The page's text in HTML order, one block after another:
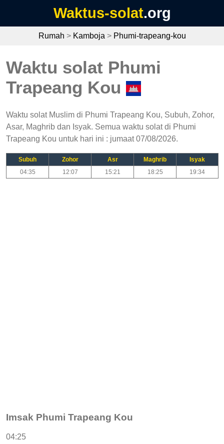
Waktus-solat.org
Rumah > Kamboja > Phumi-trapeang-kou
Waktu solat Phumi
Trapeang Kou
Waktu solat Muslim di Phumi Trapeang Kou, Subuh, Zohor,
Asar, Maghrib dan Isyak. Semua waktu solat di Phumi
Trapeang Kou untuk hari ini : jumaat 07/08/2026.
Subuh Zohor Asr Maghrib
Isyak
04:35
12:07 15:21 18:25 19:34
Imsak Phumi Trapeang Kou
04:25